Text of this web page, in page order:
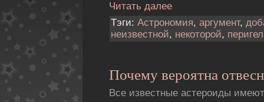
Читать далее
Тэги: Астрономия, аргумент,
неизвестной, некоторой,
Почему вероятна
Все известные астероиды